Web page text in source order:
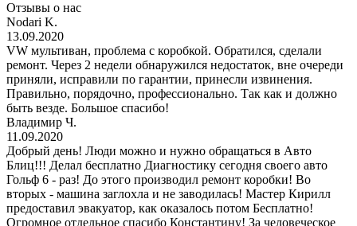
Отзывы о нас
Nodari K.
13.09.2020
VW мультиван, проблема с коробкой. Обратился, сделали
ремонт. Через 2 недели обнаружился недостаток, вне очереди
приняли, исправили по гарантии, принесли извинения.
Правильно, порядочно, профессионально. Так как и должно
быть везде. Большое спасибо!
Владимир Ч.
11.09.2020
Добрый день! Люди можно и нужно обращаться в Авто
Блиц!!! Делал бесплатно Диагностику сегодня своего авто
Гольф 6 - раз! До этого производил ремонт коробки! Во
вторых - машина заглохла и не заводилась! Мастер Кирилл
предоставил эвакуатор, как оказалось потом Бесплатно!
Огромное отдельное спасибо Константину! За человеческое